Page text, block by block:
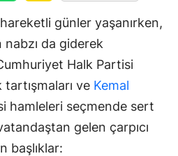
günler yaşanırken,
da giderek
Halk Partisi
ve Kemal
hamleleri seçmende sert
gelen çarpıcı
başlıklar: